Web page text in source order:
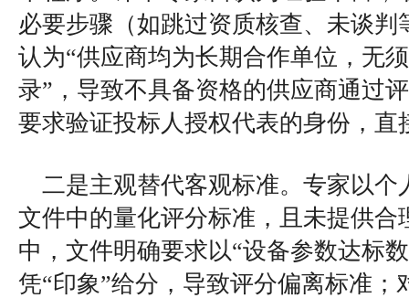
必要步骤（如跳过资质核查、未谈判
认为“供应商均为长期合作单位，无
录”，导致不具备资格的供应商通过
要求验证投标人授权代表的身份，直
二是主观替代客观标准。专家以个
文件中的量化评分标准，且未提供合
中，文件明确要求以“设备参数达标
凭“印象”给分，导致评分偏离标准；